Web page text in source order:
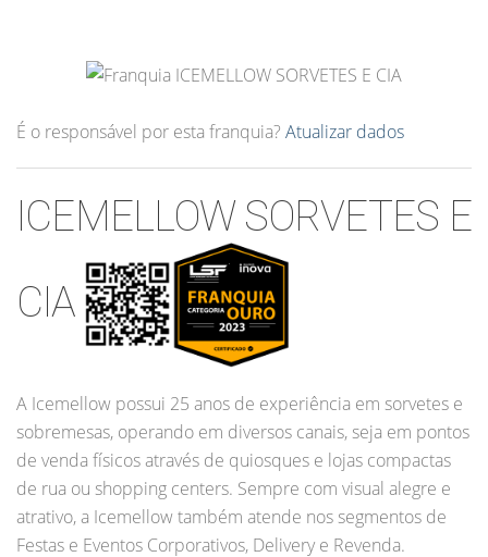
É o responsável por esta franquia? Atualizar dados
ICEMELLOW SORVETES E
CIA
A Icemellow possui 25 anos de experiência em sorvetes e
sobremesas, operando em diversos canais, seja em pontos
de venda físicos através de quiosques e lojas compactas
de rua ou shopping centers. Sempre com visual alegre e
atrativo, a Icemellow também atende nos segmentos de
Festas e Eventos Corporativos, Delivery e Revenda.